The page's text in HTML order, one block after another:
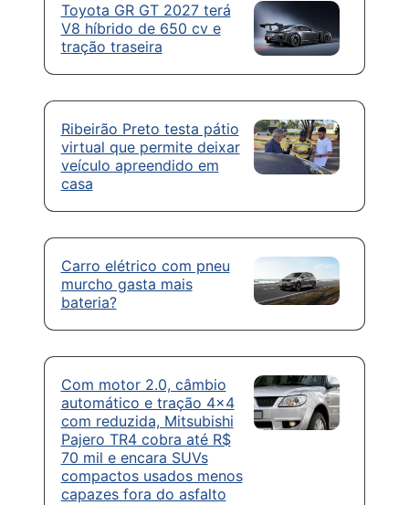
Toyota GR GT 2027 terá
V8 híbrido de 650 cv e
tração traseira
Ribeirão Preto testa pátio
virtual que permite deixar
veículo apreendido em
casa
Carro elétrico com pneu
murcho gasta mais
bateria?
Com motor 2.0, câmbio
automático e tração 4×4
com reduzida, Mitsubishi
Pajero TR4 cobra até R$
70 mil e encara SUVs
compactos usados menos
capazes fora do asfalto